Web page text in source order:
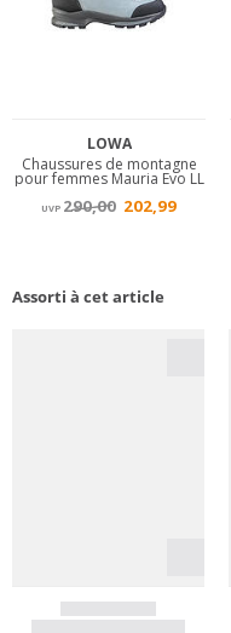
Assorti à cet article